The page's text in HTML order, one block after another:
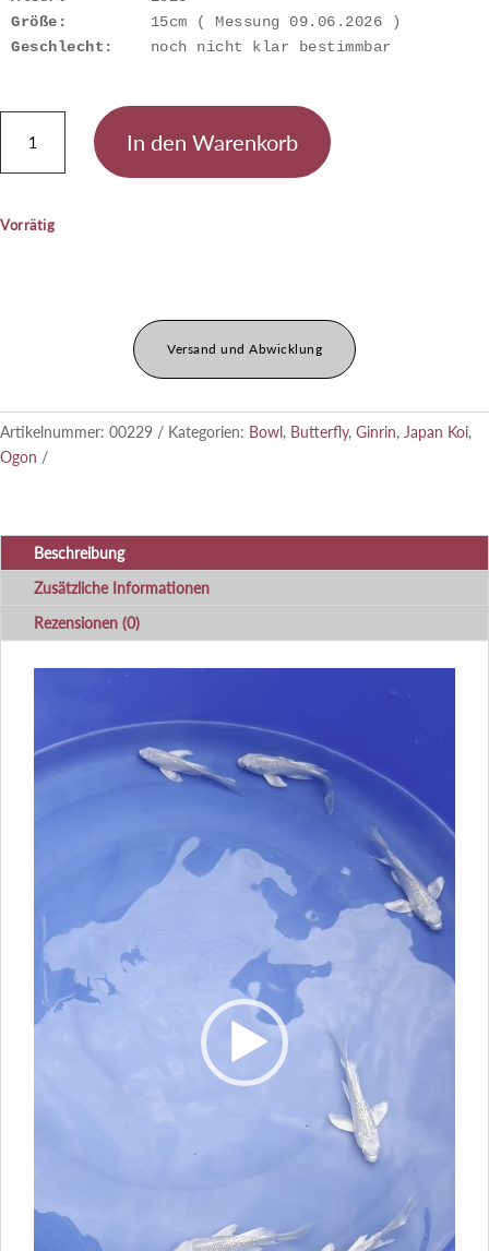
Größe:
Geschlecht:
    noch nicht klar bestimmbar
Ginrin
Platinum
In den Warenkorb
Vorrätig
Versand und Abwicklung
Artikelnummer: 00229 Kategorien: Bowl, Butterfly, Ginrin, Japan Koi,
Ogon
Beschreibung
Zusätzliche Informationen
Rezensionen (0)